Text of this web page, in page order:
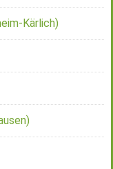
Kärlich)